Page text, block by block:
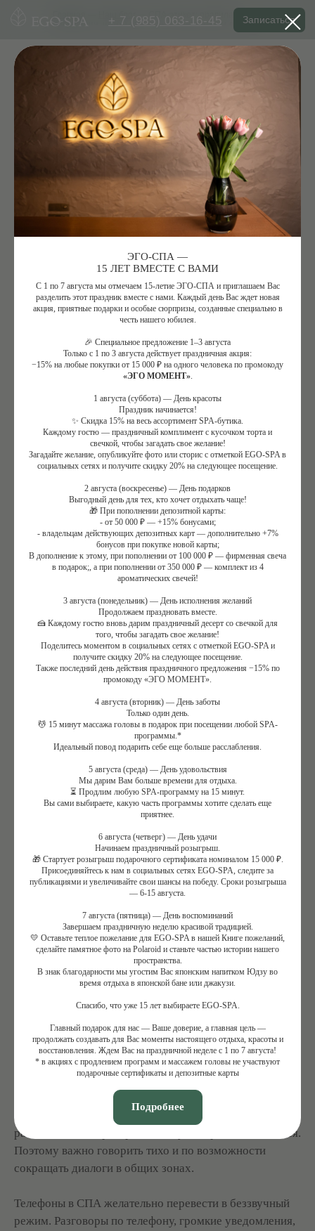
посещения, чтобы отдых был комфортным для всех
СПА-ЭТИКЕТ: ПРАВИЛА
ПОСЕЩЕНИЯ, ЧТОБЫ ОТДЫХ
БЫЛ КОМФОРТНЫМ ДЛЯ ВСЕХ
интересные статьи про СПА-процедуры и
ЗАЧЕМ ВООБЩЕ НУЖЕН СПА-ЭТИКЕТ
СПА — это пространство тишины, замедления и
приватности. Люди приходят сюда за
восстановлением, спокойствием и ощущением личного
пространства. Именно поэтому спа-этикет важен: от
поведения каждого гостя зависит комфорт всех.
Правила посещения СПА — это не про строгость и
формальности. Это про уважение. К себе — чтобы
отдых действительно состоялся. И к другим — чтобы
их восстановление не было нарушено чужой суетой.
Культура СПА строится на простых принципах:
тишина, деликатность, внимание к личным границам. И
если понимать эти основы, отдых становится по-
настоящему комфортным.
КАК ПОДГОТОВИТЬСЯ К ПОСЕЩЕНИЮ
Если вы идете в СПА впервые, часто возникает вопрос:
что нужно знать и что брать с собой? В большинстве
одноразовые принадлежности — предоставляются на
месте. Уточнить детали можно заранее.
Одежда — комфортная и легко снимаемая. Ценные
вещи лучше оставить дома или воспользоваться
сейфом.
Важно приезжать немного заранее — за 10–15 минут
до начала программы. Это время помогает спокойно
переодеться, настроиться и не входить в процедуру в
состоянии спешки.
Перед посещением СПА не рекомендуется плотный
прием пищи и алкоголь. Легкий перекус за несколько
часов до визита — оптимальный вариант. Сильное
переедание или употребление алкоголя могут
помешать комфортному самочувствию во время
ТИШИНА И ГАДЖЕТЫ: КАК НЕ
НАРУШАТЬ ПРОСТРАНСТВО ДРУГИХ
ГОСТЕЙ
Тишина в СПА — это не формальность, а часть
атмосферы. Даже негромкий разговор в
расслабленном пространстве звучит ярче, чем кажется.
Поэтому важно говорить тихо и по возможности
сокращать диалоги в общих зонах.
Телефоны в СПА желательно перевести в беззвучный
режим. Разговоры по телефону, громкие уведомления,
ЭГО-СПА —
15 ЛЕТ ВМЕСТЕ С ВАМИ
С 1 по 7 августа мы отмечаем 15-летие ЭГО-СПА и приглашаем Вас
разделить этот праздник вместе с нами. Каждый день Вас ждет новая
акция, приятные подарки и особые сюрпризы, созданные специально в
честь нашего юбилея.
🎉 Специальное предложение 1–3 августа
Только с 1 по 3 августа действует праздничная акция:
−15% на любые покупки от 15 000 ₽ на одного человека по промокоду
«ЭГО МОМЕНТ».
1 августа (суббота) — День красоты
Праздник начинается!
✨ Скидка 15% на весь ассортимент SPA-бутика.
Каждому гостю — праздничный комплимент с кусочком торта и
свечкой, чтобы загадать свое желание!
Загадайте желание, опубликуйте фото или сторис с отметкой EGO-SPA в
социальных сетях и получите скидку 20% на следующее посещение.
2 августа (воскресенье) — День подарков
Выгодный день для тех, кто хочет отдыхать чаще!
🎁 При пополнении депозитной карты:
- от 50 000 ₽ — +15% бонусами;
- владельцам действующих депозитных карт — дополнительно +7%
бонусов при покупке новой карты;
В дополнение к этому, при пополнении от 100 000 ₽ — фирменная свеча
в подарок;, а при пополнении от 350 000 ₽ — комплект из 4
ароматических свечей!
3 августа (понедельник) — День исполнения желаний
Продолжаем праздновать вместе.
🍰 Каждому гостю вновь дарим праздничный десерт со свечкой для
того, чтобы загадать свое желание!
Поделитесь моментом в социальных сетях с отметкой EGO-SPA и
получите скидку 20% на следующее посещение.
Также последний день действия праздничного предложения −15% по
промокоду «ЭГО МОМЕНТ».
4 августа (вторник) — День заботы
Только один день.
💆 15 минут массажа головы в подарок при посещении любой SPA-
программы.*
Идеальный повод подарить себе еще больше расслабления.
5 августа (среда) — День удовольствия
Мы дарим Вам больше времени для отдыха.
⏳ Продлим любую SPA-программу на 15 минут.
Вы сами выбираете, какую часть программы хотите сделать еще
приятнее.
6 августа (четверг) — День удачи
Начинаем праздничный розыгрыш.
🎁 Стартует розыгрыш подарочного сертификата номиналом 15 000 ₽.
Присоединяйтесь к нам в социальных сетях EGO-SPA, следите за
публикациями и увеличивайте свои шансы на победу. Сроки розыгрыша
— 6-15 августа.
7 августа (пятница) — День воспоминаний
Завершаем праздничную неделю красивой традицией.
💛 Оставьте теплое пожелание для EGO-SPA в нашей Книге пожеланий,
сделайте памятное фото на Polaroid и станьте частью истории нашего
пространства.
В знак благодарности мы угостим Вас японским напитком Юдзу во
время отдыха в японской бане или джакузи.
Спасибо, что уже 15 лет выбираете EGO-SPA.
Главный подарок для нас — Ваше доверие, а главная цель —
продолжать создавать для Вас моменты настоящего отдыха, красоты и
восстановления. Ждем Вас на праздничной неделе с 1 по 7 августа!
* в акциях с продлением программ и массажем головы не участвуют
подарочные сертификаты и депозитные карты
Подробнее